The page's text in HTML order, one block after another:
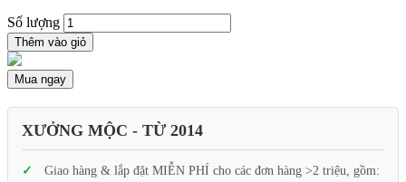
Số lượng
Thêm vào giỏ
Mua ngay
XƯỞNG MỘC - TỪ 2014
Giao hàng & lắp đặt MIỄN PHÍ cho các đơn hàng >2 triệu, gồm: